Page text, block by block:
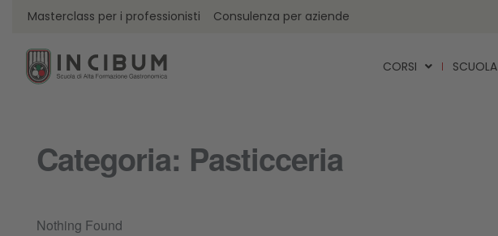
Masterclass per i professionisti Consulenza per aziende
CORSI SCUOLA
Categoria: Pasticceria
Nothing Found